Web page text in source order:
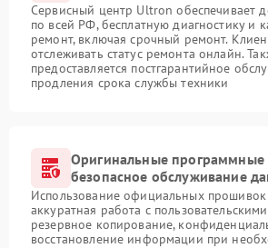
Сервисный центр Ultron обеспечивает
по всей РФ, бесплатную диагностику и
ремонт, включая срочный ремонт.
отслеживать статус ремонта онлайн.
предоставляется постгарантийное
продления срока службы техники
Оригинальные программные
безопасное обслуживание
Использование официальных
аккуратная работа с
резервное копирование,
восстановление информации при